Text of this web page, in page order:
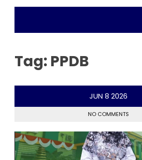
Tag: PPDB
JUN 8 2026
NO COMMENTS